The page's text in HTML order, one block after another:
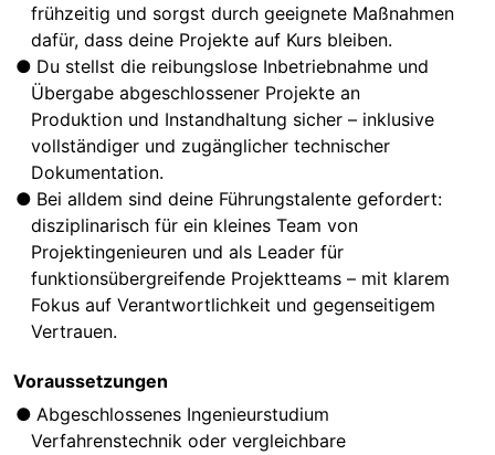
frühzeitig und sorgst durch geeignete Maßnahmen
dafür, dass deine Projekte auf Kurs bleiben.
Du stellst die reibungslose Inbetriebnahme und
Übergabe abgeschlossener Projekte an
Produktion und Instandhaltung sicher – inklusive
vollständiger und zugänglicher technischer
Dokumentation.
Bei alldem sind deine Führungstalente gefordert:
disziplinarisch für ein kleines Team von
Projektingenieuren und als Leader für
funktionsübergreifende Projektteams – mit klarem
Fokus auf Verantwortlichkeit und gegenseitigem
Vertrauen.
Voraussetzungen
Abgeschlossenes Ingenieurstudium
Verfahrenstechnik oder vergleichbare